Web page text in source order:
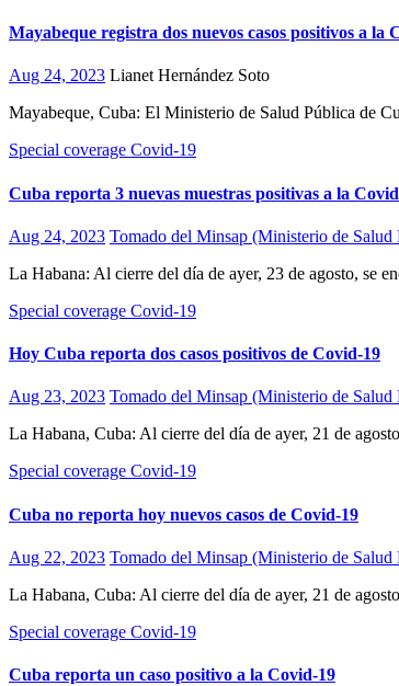
Mayabeque registra dos nuevos casos positivos a la
Aug 24, 2023 Lianet Hernández Soto
Mayabeque, Cuba: El Ministerio de Salud Pública de
Special coverage Covid-19
Cuba reporta 3 nuevas muestras positivas a la
Aug 24, 2023 Tomado del Minsap (Ministerio de Salud
La Habana: Al cierre del día de ayer, 23 de agosto, se
Special coverage Covid-19
Hoy Cuba reporta dos casos positivos de Covid-19
Aug 23, 2023 Tomado del Minsap (Ministerio de Salud
La Habana, Cuba: Al cierre del día de ayer, 21 de
Special coverage Covid-19
Cuba no reporta hoy nuevos casos de Covid-19
Aug 22, 2023 Tomado del Minsap (Ministerio de Salud
La Habana, Cuba: Al cierre del día de ayer, 21 de
Special coverage Covid-19
Cuba reporta un caso positivo a la Covid-19